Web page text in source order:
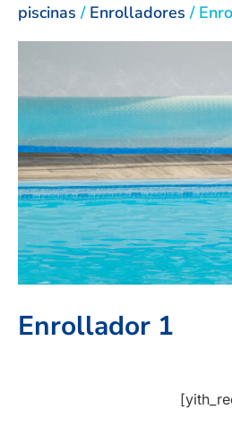
piscinas / Enrolladores /
Enrollador 1